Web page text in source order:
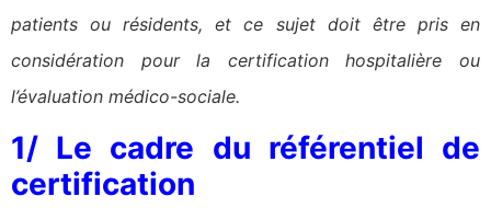
patients ou résidents, et ce sujet doit être pris en
considération pour la certification hospitalière ou
l’évaluation médico-sociale.
1/ Le cadre du référentiel de
certification